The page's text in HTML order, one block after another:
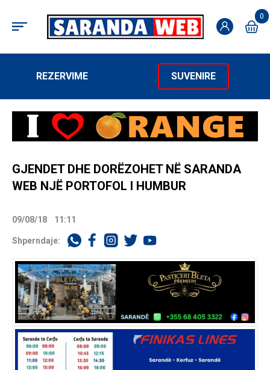
0
REZERVIME SUVENIRE
GJENDET DHE DORËZOHET NË SARANDA
WEB NJË PORTOFOL I HUMBUR
09/08/18 11:11
Shperndaje: